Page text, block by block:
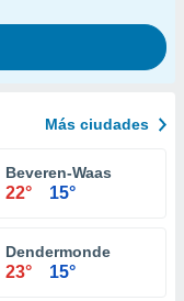
Más ciudades
Beveren-Waas
22° 15°
Dendermonde
23° 15°